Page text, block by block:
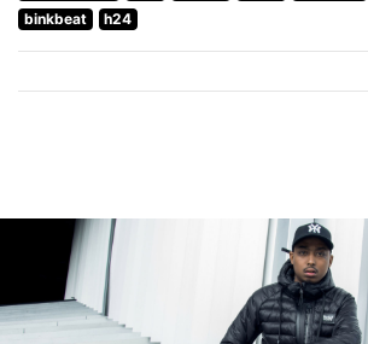
binkbeat
h24